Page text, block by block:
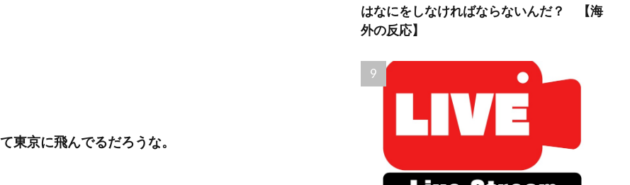
東京に飛んでるだろうな。
はなにをしなければならないんだ？ 【海
外の反応】